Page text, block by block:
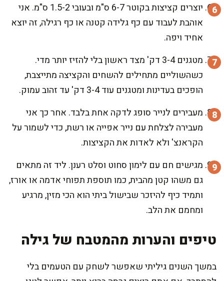
יוצרים קציצות בקוטר 6-7 ס"מ ובעובי 1.5-2 ס"מ. אני
אוהבת לעבוד עם כף גלידה קטנה או כף רגילה, זה יוצא
אחיד ויפה.
מטגנים 3-4 דק' מצד ראשון בלי להזיז יותר מדי.
כשהשוליים מתחילים להשחים והקציצה מתייצבת,
הופכים בעדינות ומטגנים עוד 3-4 דק' עד זהוב עמוק.
מעבירים לנייר סופג לדקה אחת בלבד. אחר כך אני
מעבירה לצלחת עם נייר אפייה או רשת, כדי לשמור על
הקראנצ' ולא לאדות את הקציצות.
מגישים חם עם לימון סחוט וסלט רענן. ליד זה מתאים
גם משהו קטן מהבית, כמו תוספת תפוחי אדמה או אורז,
ותמיד כיף להיזכר שבישול ביתי הוא הכי מזין, מרגיע
ומחמם את הלב.
טיפים והערות מהמטבח של גילה
במשך השנים גיליתי שאפשר לשחק עם הטעמים בלי